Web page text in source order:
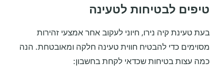
טיפים לבטיחות לטעינה
בעת טעינת קיה נירו, חיוני לעקוב אחר אמצעי זהירות
מסוימים כדי להבטיח חווית טעינה חלקה ומאובטחת. הנה
כמה עצות בטיחות שכדאי לקחת בחשבון: